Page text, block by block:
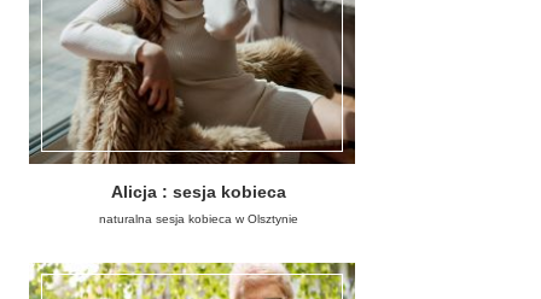
Alicja : sesja kobieca
naturalna sesja kobieca w Olsztynie